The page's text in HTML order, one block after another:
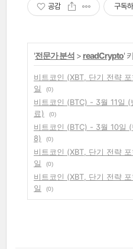
공감 구독
'전문가 분석 > readCrypto'
비트코인 (XBT, 단기 전략
일
(0)
비트코인 (BTC) - 3월 11일 (
료)
(0)
비트코인 (BTC) - 3월 10일
8)
(0)
비트코인 (XBT, 단기 전략
일
(0)
비트코인 (XBT, 단기 전략
일
(0)